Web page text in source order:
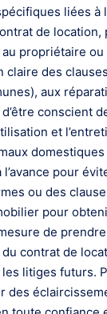
liées à
de
propriétaire
claire des
aux
conscient
et
pour
ou des
pour
de
contrat de
litiges futurs.
des